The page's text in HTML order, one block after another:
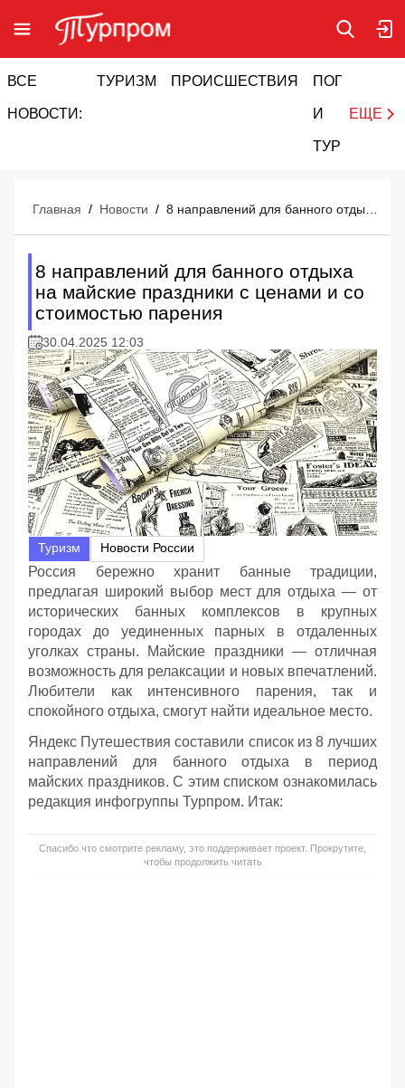
ВСЕ
НОВОСТИ:
ТУРИЗМ ПРОИСШЕСТВИЯ ПОГОДА
И
ТУРИЗМ
ЕЩЕ
Главная / Новости /
8 направлений для банного отдыха
на майские праздники с ценами и со
стоимостью парения
30.04.2025 12:03
Туризм Новости России
Россия бережно хранит банные традиции,
предлагая широкий выбор мест для отдыха — от
исторических банных комплексов в крупных
городах до уединенных парных в отдаленных
уголках страны. Майские праздники — отличная
возможность для релаксации и новых впечатлений.
Любители как интенсивного парения, так и
спокойного отдыха, смогут найти идеальное место.
Яндекс Путешествия составили список из 8 лучших
направлений для банного отдыха в период
майских праздников. С этим списком ознакомилась
редакция инфогруппы Турпром. Итак:
Спасибо что смотрите рекламу, это поддерживает проект. Прокрутите,
чтобы продолжить читать